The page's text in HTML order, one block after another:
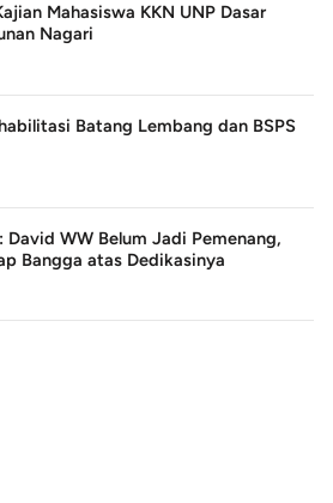
Mahasiswa KKN UNP Dasar
Nagari
Batang Lembang dan BSPS
WW Belum Jadi Pemenang,
Bangga atas Dedikasinya